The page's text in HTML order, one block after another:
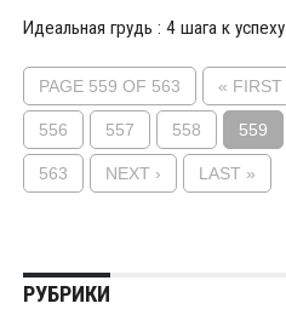
Идеальная грудь : 4 шага к успеху
PAGE 559 OF 563 « FIRST
556 557 558 559
563 NEXT › LAST »
РУБРИКИ